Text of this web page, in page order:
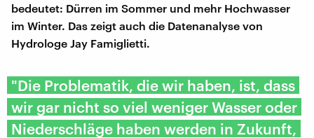
bedeutet: Dürren im Sommer und mehr Hochwasser
im Winter. Das zeigt auch die Datenanalyse von
Hydrologe Jay Famiglietti.
"Die Problematik, die wir haben, ist, dass
wir gar nicht so viel weniger Wasser oder
Niederschläge haben werden in Zukunft,